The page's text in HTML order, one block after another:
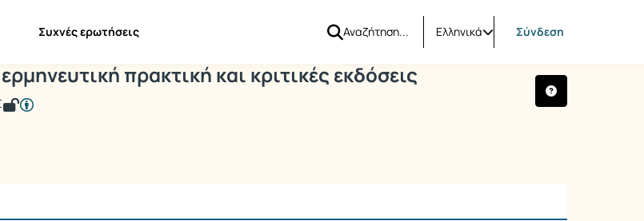
Συχνές ερωτήσεις Ελληνικά Σύνδεση
ερμηνευτική πρακτική και κριτ...
ερμηνευτική πρακτική και κριτικές εκδόσεις
πρακτική και κριτικές εκδόσεις